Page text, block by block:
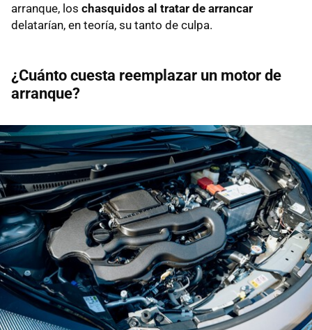
arranque, los chasquidos al tratar de arrancar
delatarían, en teoría, su tanto de culpa.
¿Cuánto cuesta reemplazar un motor de
arranque?